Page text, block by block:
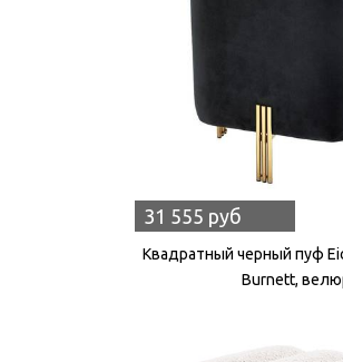
31 555 руб
Квадратный черный пуф
Burnett,